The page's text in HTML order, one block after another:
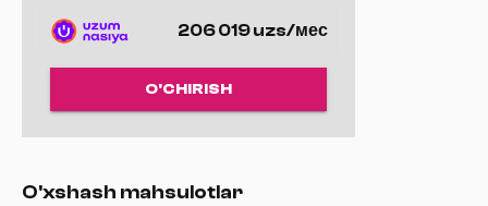
Qutidan chiqarib ulashingiz bilan — to‘liq o‘yin salohiyatingizni
ochish yo‘li boshlanadi.
206 019 uzs/мес
O'CHIRISH
O'xshash mahsulotlar